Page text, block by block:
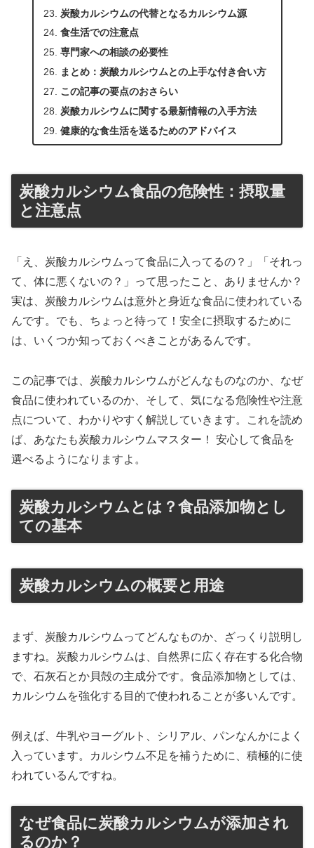
炭酸カルシウムの代替となるカルシウム源
食生活での注意点
専門家への相談の必要性
まとめ：炭酸カルシウムとの上手な付き合い方
この記事の要点のおさらい
炭酸カルシウムに関する最新情報の入手方法
健康的な食生活を送るためのアドバイス
炭酸カルシウム食品の危険性：摂取量
と注意点
「え、炭酸カルシウムって食品に入ってるの？」「それっ
て、体に悪くないの？」って思ったこと、ありませんか？
実は、炭酸カルシウムは意外と身近な食品に使われている
んです。でも、ちょっと待って！安全に摂取するために
は、いくつか知っておくべきことがあるんです。
この記事では、炭酸カルシウムがどんなものなのか、なぜ
食品に使われているのか、そして、気になる危険性や注意
点について、わかりやすく解説していきます。これを読め
ば、あなたも炭酸カルシウムマスター！ 安心して食品を
選べるようになりますよ。
炭酸カルシウムとは？食品添加物とし
ての基本
炭酸カルシウムの概要と用途
まず、炭酸カルシウムってどんなものか、ざっくり説明し
ますね。炭酸カルシウムは、自然界に広く存在する化合物
で、石灰石とか貝殻の主成分です。食品添加物としては、
カルシウムを強化する目的で使われることが多いんです。
例えば、牛乳やヨーグルト、シリアル、パンなんかによく
入っています。カルシウム不足を補うために、積極的に使
われているんですね。
なぜ食品に炭酸カルシウムが添加され
るのか？